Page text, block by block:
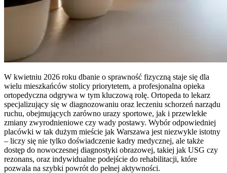
W kwietniu 2026 roku dbanie o sprawność fizyczną staje się dla
wielu mieszkańców stolicy priorytetem, a profesjonalna opieka
ortopedyczna odgrywa w tym kluczową rolę. Ortopeda to lekarz
specjalizujący się w diagnozowaniu oraz leczeniu schorzeń narządu
ruchu, obejmujących zarówno urazy sportowe, jak i przewlekłe
zmiany zwyrodnieniowe czy wady postawy. Wybór odpowiedniej
placówki w tak dużym mieście jak Warszawa jest niezwykle istotny
– liczy się nie tylko doświadczenie kadry medycznej, ale także
dostęp do nowoczesnej diagnostyki obrazowej, takiej jak USG czy
rezonans, oraz indywidualne podejście do rehabilitacji, które
pozwala na szybki powrót do pełnej aktywności.